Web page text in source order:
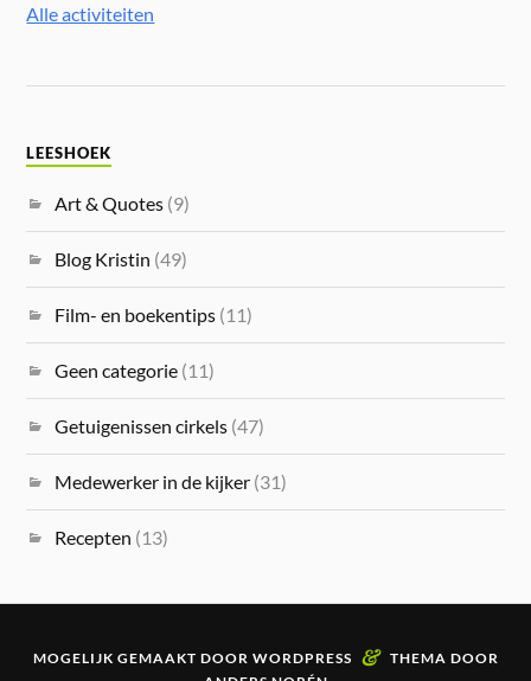
Alle activiteiten
LEESHOEK
Art & Quotes (9)
Blog Kristin (49)
Film- en boekentips (11)
Geen categorie (11)
Getuigenissen cirkels (47)
Medewerker in de kijker (31)
Recepten (13)
MOGELIJK GEMAAKT DOOR WORDPRESS & THEMA DOOR